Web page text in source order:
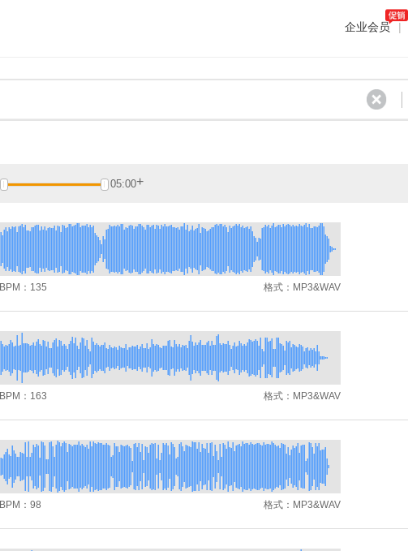
企业会员 |
05:00+
BPM： 135 格式： MP3&WAV
BPM： 163 格式： MP3&WAV
BPM： 98 格式： MP3&WAV